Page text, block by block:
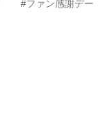
#ファン感謝デー